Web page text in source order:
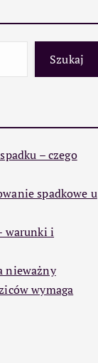
Szukaj
– czego
spadkowe u
warunki i
nieważny
wymaga